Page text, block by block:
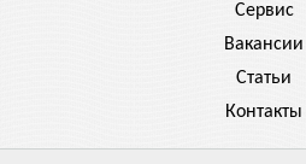
Сервис
Вакансии
Статьи
Контакты